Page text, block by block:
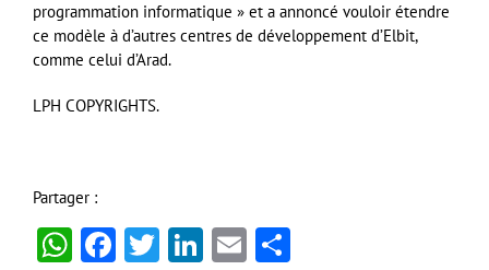
programmation informatique » et a annoncé vouloir étendre
ce modèle à d’autres centres de développement d’Elbit,
comme celui d’Arad.
LPH COPYRIGHTS.
Partager :
WhatsApp
Facebook
Twitter
LinkedIn
Email